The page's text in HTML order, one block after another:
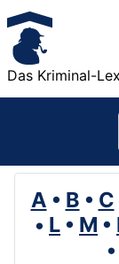
Das Kriminal-
A • B • C
• L • M •
•